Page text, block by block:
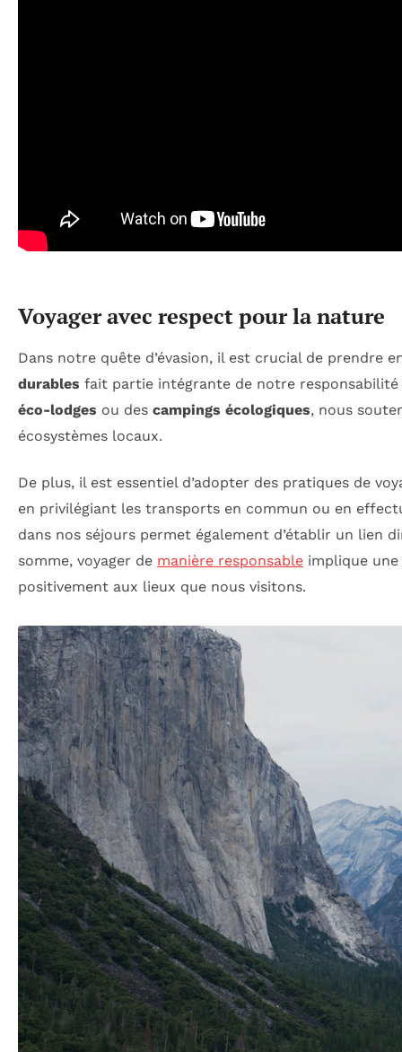
Voyager avec respect pour la nature
Dans notre quête d’évasion, il est crucial de prendre
durables fait partie intégrante de notre
éco-lodges ou des campings écologiques, nous
écosystèmes locaux.
De plus, il est essentiel d’adopter des pratiques de
en privilégiant les transports en commun ou en
dans nos séjours permet également d’établir un lien
somme, voyager de manière responsable implique
positivement aux lieux que nous visitons.